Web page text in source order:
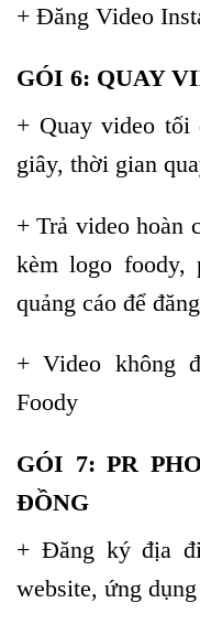
+ Đăng Video
GÓI 6: QUAY
+ Quay video tối
giây, thời gian
+ Trả video hoàn
kèm logo foody,
quảng cáo để
+ Video không
Foody
GÓI 7: PR
ĐỒNG
+ Đăng ký địa
website, ứng